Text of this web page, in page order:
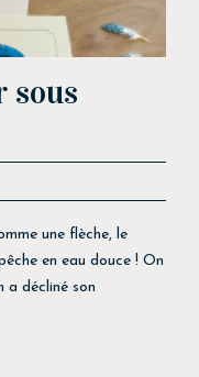
sous
une flèche, le
en eau douce ! On
a décliné son